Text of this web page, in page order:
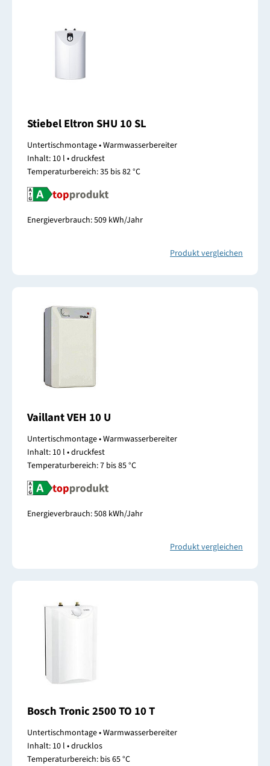
Stiebel Eltron SHU 10 SL
Untertischmontage • Warmwasserbereiter
Inhalt: 10 l • druckfest
Temperaturbereich: 35 bis 82 °C
Energieverbrauch: 509 kWh/Jahr
Produkt vergleichen
Vaillant VEH 10 U
Untertischmontage • Warmwasserbereiter
Inhalt: 10 l • druckfest
Temperaturbereich: 7 bis 85 °C
Energieverbrauch: 508 kWh/Jahr
Produkt vergleichen
Bosch Tronic 2500 TO 10 T
Untertischmontage • Warmwasserbereiter
Inhalt: 10 l • drucklos
Temperaturbereich: bis 65 °C